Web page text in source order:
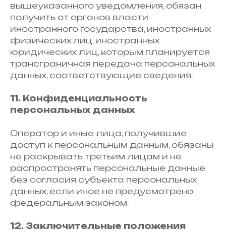
вышеуказанного уведомления, обязан
получить от органов власти
иностранного государства, иностранных
физических лиц, иностранных
юридических лиц, которым планируется
трансграничная передача персональных
данных, соответствующие сведения.
11. Конфиденциальность
персональных данных
Оператор и иные лица, получившие
доступ к персональным данным, обязаны
не раскрывать третьим лицам и не
распространять персональные данные
без согласия субъекта персональных
данных, если иное не предусмотрено
федеральным законом.
12. Заключительные положения